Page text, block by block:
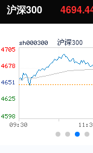
北证50 1134.24